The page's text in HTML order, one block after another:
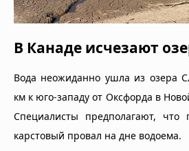
В Канаде исчезают
Вода неожиданно ушла из озера
км к юго-западу от Оксфорда в
Специалисты предполагают, что
карстовый провал на дне водоема.